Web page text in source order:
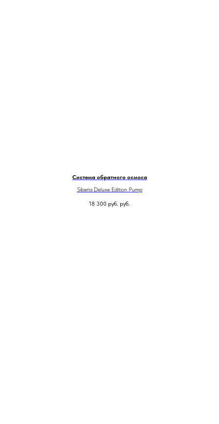
Система обратного осмоса
Siberia Deluxe Edition Pump
18 300 руб. руб.